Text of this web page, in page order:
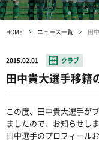
HOME ニュース一覧
2015.02.01 クラブ
田中貴大選手移籍
この度、田中貴大選手が
ましたので、お知らせしま
田中選手のプロフィール